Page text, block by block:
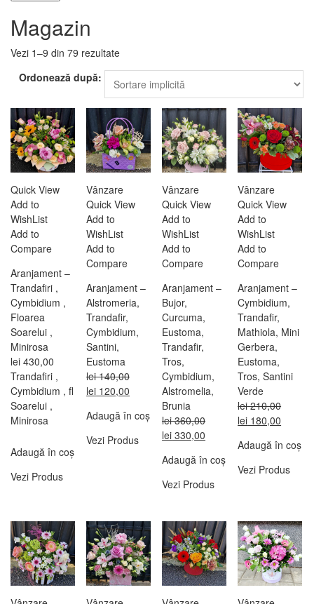
Magazin
Vezi 1–9 din 79 rezultate
Ordonează după:
Quick View
Add to
WishList
Add to
Compare
Aranjament –
Trandafiri ,
Cymbidium ,
Floarea
Soarelui ,
Minirosa
lei 430,00
Trandafiri ,
Cymbidium , fl
Soarelui ,
Minirosa
Adaugă în coș
Vezi Produs
Vânzare
Quick View
Add to
WishList
Add to
Compare
Aranjament –
Alstromeria,
Trandafir,
Cymbidium,
Santini,
Eustoma
lei140,00
Prețul
a
fost:
lei 140,00.
lei 120,00
este:
lei 120,00.
Adaugă în coș
Vezi Produs
Vânzare
Quick View
Add to
WishList
Add to
Compare
Aranjament –
Bujor,
Curcuma,
Eustoma,
Trandafir,
Tros,
Cymbidium,
Alstromelia,
Brunia
lei360,00
Prețul
a
fost:
lei 360,00.
lei 330,00
este:
lei 330,00.
Adaugă în coș
Vezi Produs
Vânzare
Quick View
Add to
WishList
Add to
Compare
Aranjament –
Cymbidium,
Trandafir,
Mathiola, Mini
Gerbera,
Eustoma,
Tros, Santini
Verde
lei210,00
Prețul
a
fost:
lei 210,00.
lei 180,00
este:
Adaugă în coș
Vezi Produs